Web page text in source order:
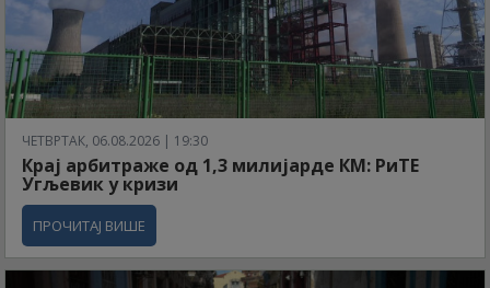
ЧЕТВРТАК, 06.08.2026 | 19:30
Крај арбитраже од 1,3 милијарде КМ: РиТЕ
Угљевик у кризи
ПРОЧИТАЈ ВИШЕ